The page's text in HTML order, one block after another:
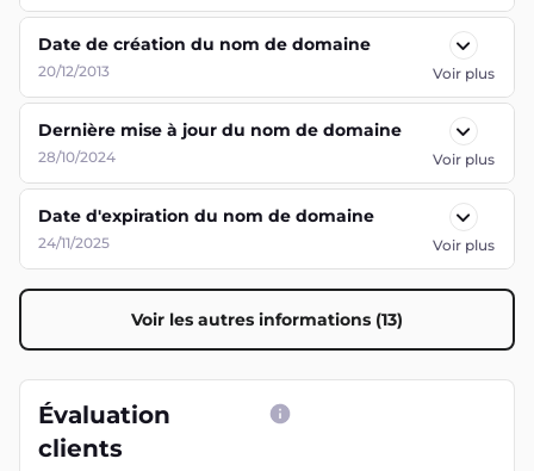
Date de création du nom de domaine
20/12/2013 Voir plus
Dernière mise à jour du nom de domaine
28/10/2024 Voir plus
Date d'expiration du nom de domaine
24/11/2025 Voir plus
Voir les autres informations (13)
Évaluation
clients